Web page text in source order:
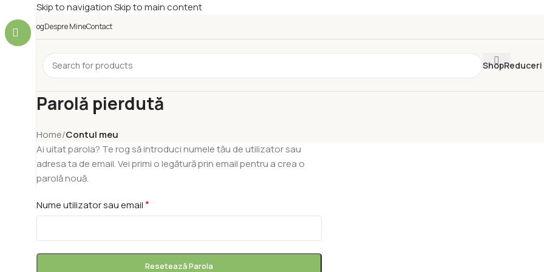
Skip to navigationSkip to main content
BlogDespre MineContact
ShopReduceri
Parolă pierdută
Home/Contul meu
Ai uitat parola? Te rog să introduci numele tău de utilizator sau
adresa ta de email. Vei primi o legătură prin email pentru a crea o
parolă nouă.
Nume utilizator sau email*
Resetează Parola